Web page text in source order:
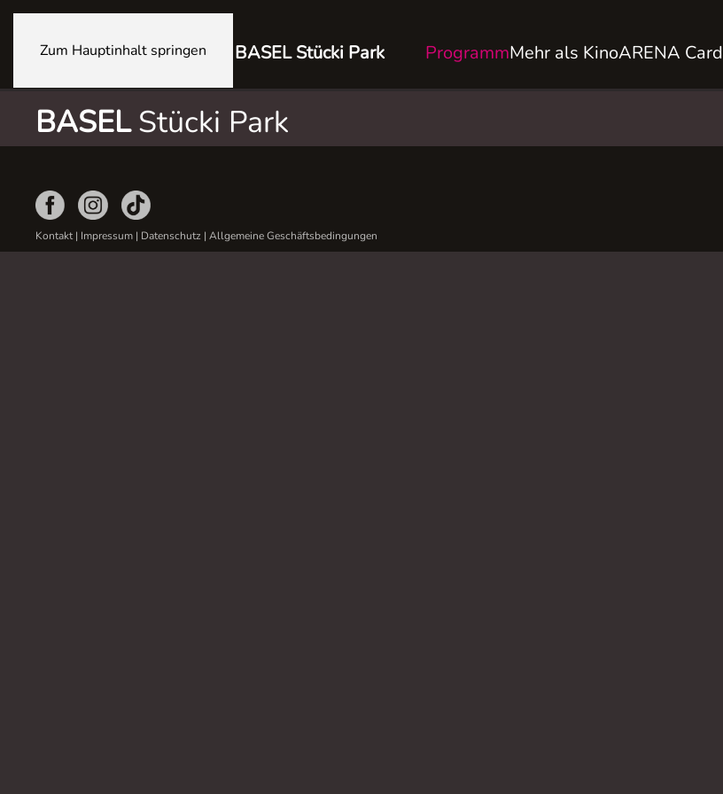
Zum Hauptinhalt springen BASEL Stücki Park ProgrammMehr als KinoARENA Card
BASELStücki Park
Kontakt| Impressum | Datenschutz | Allgemeine Geschäftsbedingungen